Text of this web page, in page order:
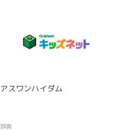
アスワンハイダム
辞典